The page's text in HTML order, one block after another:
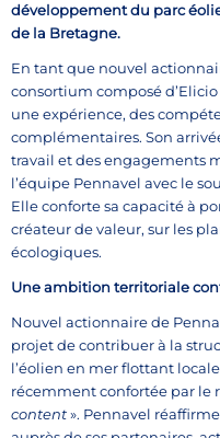
développement du parc
de la Bretagne.
En tant que nouvel
consortium composé d’Elicio
une expérience, des
complémentaires. Son
travail et des engagements
l’équipe Pennavel avec le
Elle conforte sa capacité à
créateur de valeur, sur les
écologiques.
Une ambition territoriale
Nouvel actionnaire de
projet de contribuer à la
l’éolien en mer flottant
récemment confortée par le
content». Pennavel